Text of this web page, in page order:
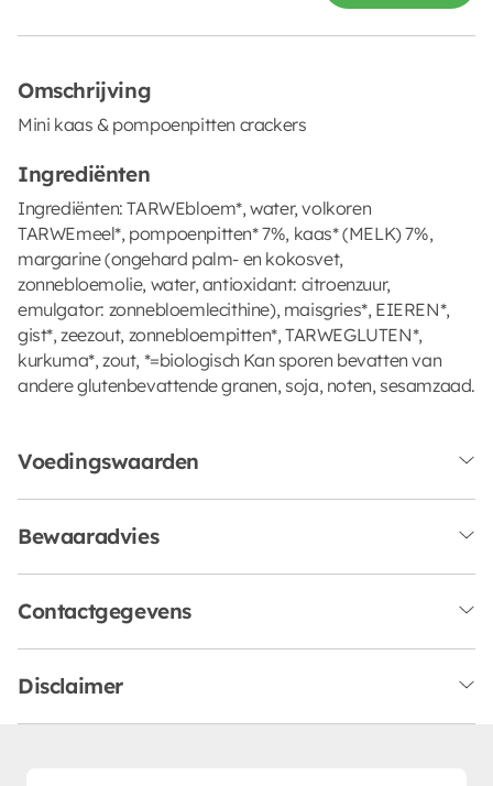
Omschrijving
Mini kaas & pompoenpitten crackers
Ingrediënten
Ingrediënten: TARWEbloem*, water, volkoren
TARWEmeel*, pompoenpitten* 7%, kaas* (MELK) 7%,
margarine (ongehard palm- en kokosvet,
zonnebloemolie, water, antioxidant: citroenzuur,
emulgator: zonnebloemlecithine), maisgries*, EIEREN*,
gist*, zeezout, zonnebloempitten*, TARWEGLUTEN*,
kurkuma*, zout, *=biologisch Kan sporen bevatten van
andere glutenbevattende granen, soja, noten, sesamzaad.
Voedingswaarden
Bewaaradvies
Contactgegevens
Disclaimer